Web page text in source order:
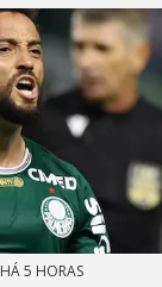
HÁ 5 HORAS